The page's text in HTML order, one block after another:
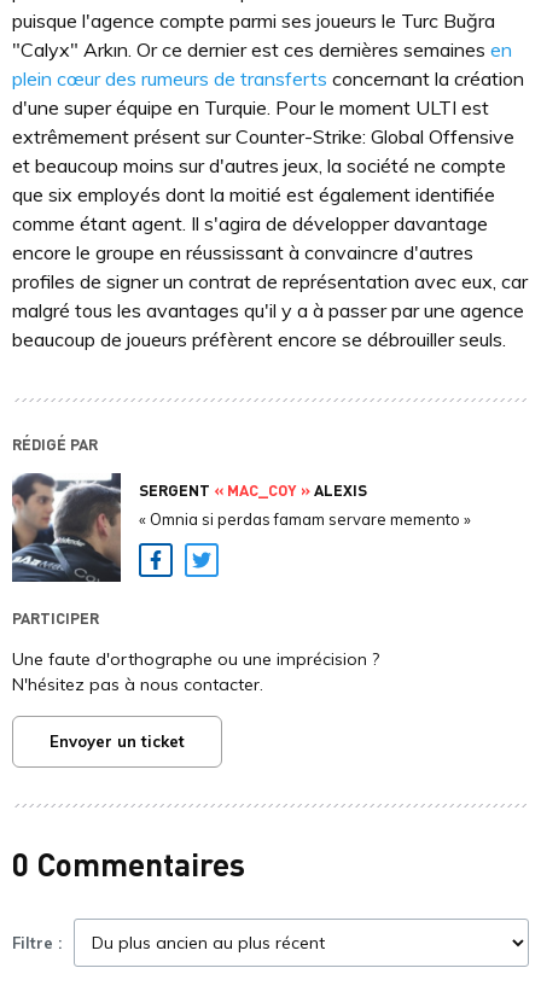
puisque l'agence compte parmi ses joueurs le Turc Buğra
"Calyx" Arkın. Or ce dernier est ces dernières semaines en
plein cœur des rumeurs de transferts concernant la création
d'une super équipe en Turquie. Pour le moment ULTI est
extrêmement présent sur Counter-Strike: Global Offensive
et beaucoup moins sur d'autres jeux, la société ne compte
que six employés dont la moitié est également identifiée
comme étant agent. Il s'agira de développer davantage
encore le groupe en réussissant à convaincre d'autres
profiles de signer un contrat de représentation avec eux, car
malgré tous les avantages qu'il y a à passer par une agence
beaucoup de joueurs préfèrent encore se débrouiller seuls.
RÉDIGÉ PAR
SERGENT « MAC_COY »ALEXIS
« Omnia si perdas famam servare memento »
Facebook
Twitter
PARTICIPER
Une faute d'orthographe ou une imprécision ?
N'hésitez pas à nous contacter.
Envoyer un ticket
0 Commentaires
Filtre :